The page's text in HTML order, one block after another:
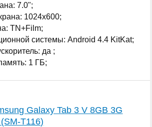
7.0";
1024x600;
TN+Film;
системы: Android 4.4 KitKat;
да ;
1 ГБ;
Galaxy Tab 3 V 8GB 3G
T116)